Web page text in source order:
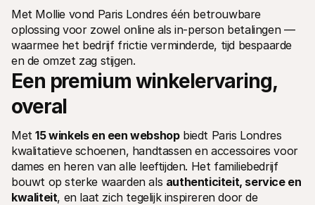
vacatures!
Contact
Voor consumenten
Waarom zie je Mollie op je bankafschrift?
Voor Mollie-klanten
Neem contact op met Customer Support
Contact met sales
Ontdek hoe we jouw bedrijf kunnen helpen
Met Mollie vond Paris Londres één betrouwbare
oplossing voor zowel online als in-person betalingen —
waarmee het bedrijf frictie verminderde, tijd bespaarde
en de omzet zag stijgen.
Een premium winkelervaring,
overal
Met 15 winkels en een webshop biedt Paris Londres
kwalitatieve schoenen, handtassen en accessoires voor
dames en heren van alle leeftijden. Het familiebedrijf
bouwt op sterke waarden als authenticiteit, service en
kwaliteit, en laat zich tegelijk inspireren door de